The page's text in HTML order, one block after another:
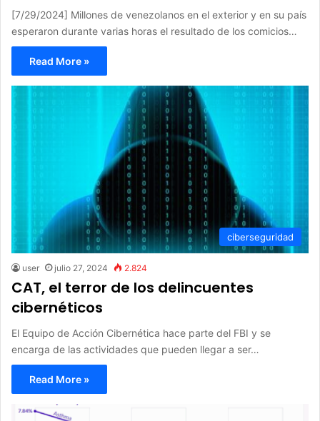
[7/29/2024] Millones de venezolanos en el exterior y en su país
esperaron durante varias horas el resultado de los comicios…
Read More »
ciberseguridad
user julio 27, 2024 2.824
CAT, el terror de los delincuentes
cibernéticos
El Equipo de Acción Cibernética hace parte del FBI y se
encarga de las actividades que pueden llegar a ser…
Read More »